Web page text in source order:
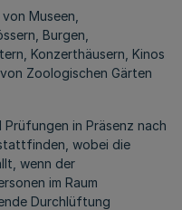
Museen,
Burgen,
Konzerthäusern, Kinos
Zoologischen Gärten
in Präsenz nach
stattfinden, wobei die
wenn der
im Raum
Durchlüftung